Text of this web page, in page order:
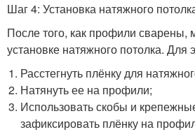
Шаг 4: Установка натяжного
После того, как профили сварены,
установке натяжного потолка. Для
Расстегнуть плёнку для
Натянуть ее на профили;
Использовать скобы и
зафиксировать плёнку на